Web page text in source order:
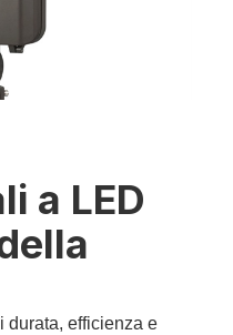
a LED
durata, efficienza e